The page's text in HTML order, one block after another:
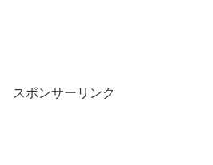
スポンサーリンク